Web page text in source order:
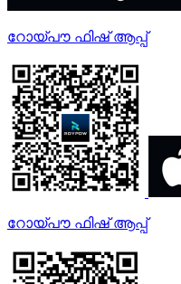
റോയ്‌പൗ ഫിഷ് ആപ്പ്
റോയ്‌പൗ ഫിഷ് ആപ്പ്